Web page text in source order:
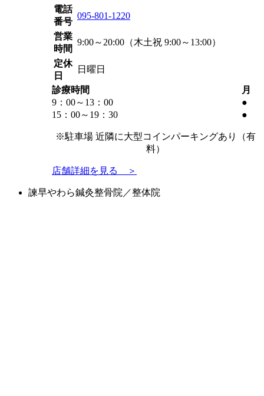
電話
番号
095-801-1220
営業
時間
9:00～20:00（木土祝 9:00～13:00）
定休
日
日曜日
診療時間
月
9：00～ 13：00
●
15：00～19 ：30 ●
※駐車場 近隣に大型コインパーキングあり（有
料）
店舗詳細を見る ＞
諫早やわら鍼灸整骨院／整体院